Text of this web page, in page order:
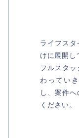
ライフス
けに展開し
フルスタ
わってい
し、案件
ください。